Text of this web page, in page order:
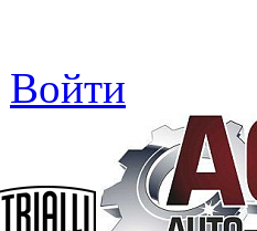
Войти